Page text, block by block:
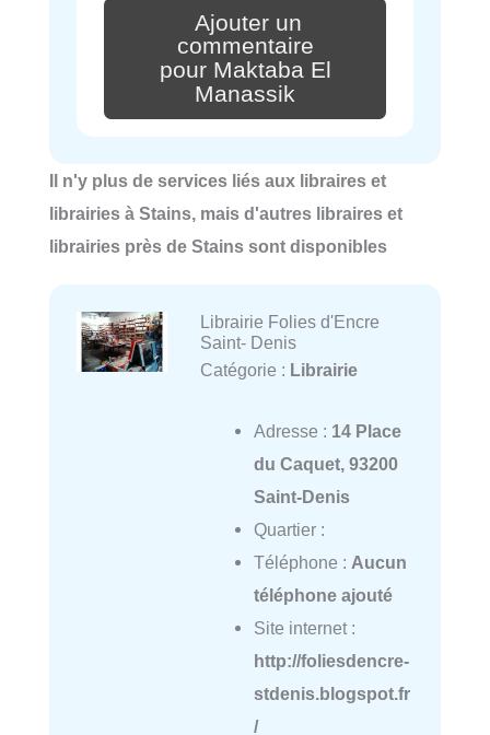
Ajouter un
commentaire
pour Maktaba El
Manassik
Il n'y plus de services liés aux libraires et
librairies à Stains, mais d'autres libraires et
librairies près de Stains sont disponibles
Librairie Folies d'Encre
Saint- Denis
Catégorie : Librairie
Adresse : 14 Place
du Caquet, 93200
Saint-Denis
Quartier :
Téléphone : Aucun
téléphone ajouté
Site internet :
http://foliesdencre-
stdenis.blogspot.fr
/